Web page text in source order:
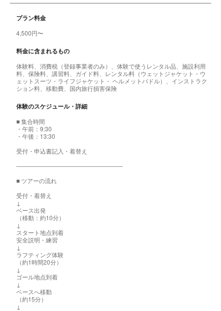
プラン料金
4,500円〜
料金に含まれるもの
体験料、消費税（登録事業者のみ）、体験で使うレンタル品、施設利用
料、保険料、講習料、ガイド料、レンタル料（ウェットジャケット・ウ
ェットスーツ・ライフジャケット・ ヘルメットパドル）、インストラク
ション料、移動費、国内旅行損害保険
体験のスケジュール・詳細
■ 集合時間
・午前：9:30
・午後：13:30
受付・申込書記入・着替え
――――――――――――――――――
■ ツアーの流れ
受付・着替え
↓
ベース出発
（移動：約10分）
↓
スタート地点到着
安全説明・練習
↓
ラフティング体験
（約1時間20分）
↓
ゴール地点到着
↓
ベースへ移動
（約15分）
↓